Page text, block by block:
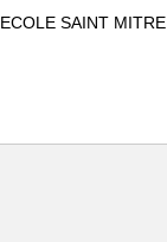
ECOLE SAINT MITRE